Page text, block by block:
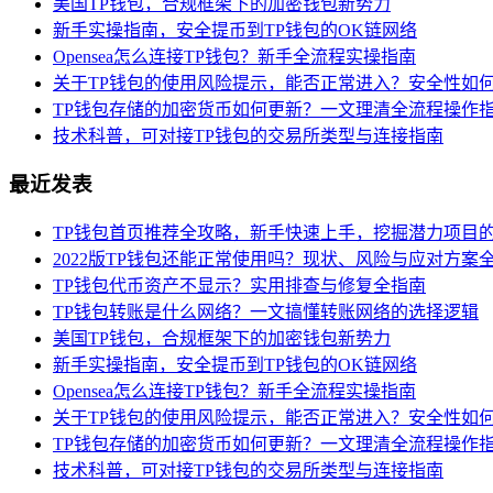
新手实操指南，安全提币到TP钱包的OK链网络
Opensea怎么连接TP钱包？新手全流程实操指南
关于TP钱包的使用风险提示，能否正常进入？安全性如何
TP钱包存储的加密货币如何更新？一文理清全流程操作
技术科普，可对接TP钱包的交易所类型与连接指南
最近发表
TP钱包首页推荐全攻略，新手快速上手，挖掘潜力项目
2022版TP钱包还能正常使用吗？现状、风险与应对方案
TP钱包代币资产不显示？实用排查与修复全指南
TP钱包转账是什么网络？一文搞懂转账网络的选择逻辑
美国TP钱包，合规框架下的加密钱包新势力
新手实操指南，安全提币到TP钱包的OK链网络
Opensea怎么连接TP钱包？新手全流程实操指南
关于TP钱包的使用风险提示，能否正常进入？安全性如何
TP钱包存储的加密货币如何更新？一文理清全流程操作
技术科普，可对接TP钱包的交易所类型与连接指南